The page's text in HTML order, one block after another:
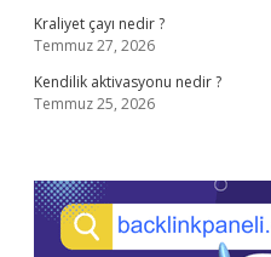
Kraliyet çayı nedir ?
Temmuz 27, 2026
Kendilik aktivasyonu nedir ?
Temmuz 25, 2026